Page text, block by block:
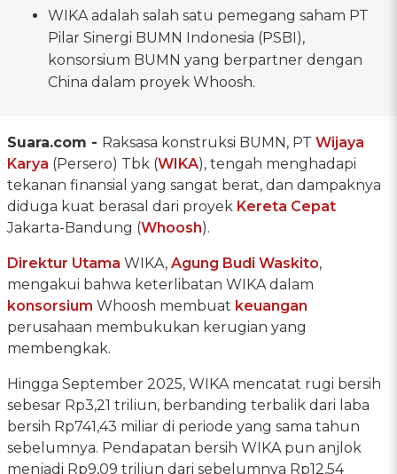
WIKA adalah salah satu pemegang saham PT
Pilar Sinergi BUMN Indonesia (PSBI),
konsorsium BUMN yang berpartner dengan
China dalam proyek Whoosh.
Suara.com - Raksasa konstruksi BUMN, PT Wijaya
Karya (Persero) Tbk (WIKA), tengah menghadapi
tekanan finansial yang sangat berat, dan dampaknya
diduga kuat berasal dari proyek Kereta Cepat
Jakarta-Bandung (Whoosh).
Direktur Utama WIKA, Agung Budi Waskito,
mengakui bahwa keterlibatan WIKA dalam
konsorsium Whoosh membuat keuangan
perusahaan membukukan kerugian yang
membengkak.
Hingga September 2025, WIKA mencatat rugi bersih
sebesar Rp3,21 triliun, berbanding terbalik dari laba
bersih Rp741,43 miliar di periode yang sama tahun
sebelumnya. Pendapatan bersih WIKA pun anjlok
menjadi Rp9,09 triliun dari sebelumnya Rp12,54